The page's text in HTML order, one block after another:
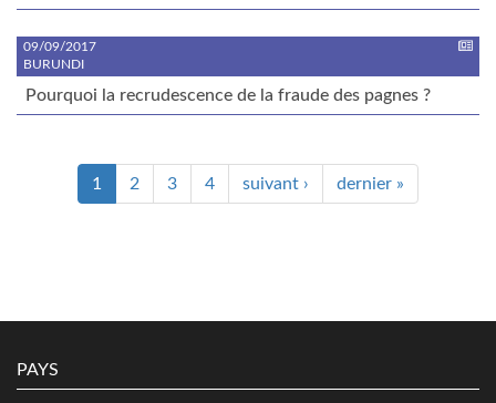
09/09/2017
BURUNDI
Pourquoi la recrudescence de la fraude des pagnes ?
1 2 3 4 suivant › dernier »
PAYS